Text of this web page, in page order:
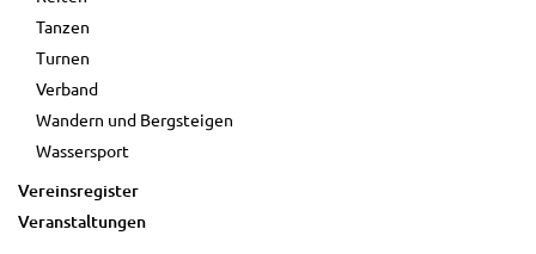
Tanzen
Turnen
Verband
Wandern und Bergsteigen
Wassersport
Vereinsregister
Veranstaltungen